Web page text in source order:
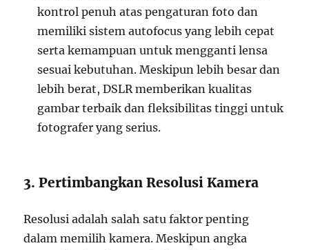
kontrol penuh atas pengaturan foto dan
memiliki sistem autofocus yang lebih cepat
serta kemampuan untuk mengganti lensa
sesuai kebutuhan. Meskipun lebih besar dan
lebih berat, DSLR memberikan kualitas
gambar terbaik dan fleksibilitas tinggi untuk
fotografer yang serius.
3. Pertimbangkan Resolusi Kamera
Resolusi adalah salah satu faktor penting
dalam memilih kamera. Meskipun angka